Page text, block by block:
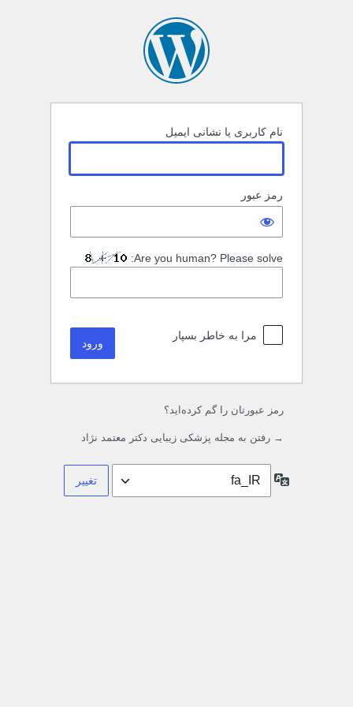
نام کاربری یا نشانی ایمیل
رمز عبور
Are you human? Please solve:
مرا به خاطر بسپار
رمز عبورتان را گم کرده‌اید؟
→ رفتن به مجله پزشکی زیبایی دکتر معتمد نژاد
زبان